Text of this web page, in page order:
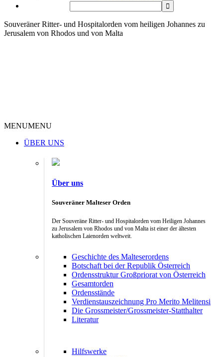
Souveräner Ritter- und Hospitalorden vom heiligen Johannes zu
Jerusalem von Rhodos und von Malta
MENUMENU
ÜBER UNS
Über uns
Souveräner Malteser Orden
Der Souveräne Ritter- und Hospitalorden vom Heiligen Johannes
zu Jerusalem von Rhodos und von Malta ist einer der ältesten
katholischen Laienorden weltweit.
Geschichte des Malteserordens
Botschaft bei der Republik Österreich
Ordensstruktur Großpriorat von Österreich
Gesamtorden
Ordensstände
Verdienstauszeichnung Pro Merito Melitensi
Die Grossmeister/Grossmeister-Statthalter
Literatur
Hilfswerke